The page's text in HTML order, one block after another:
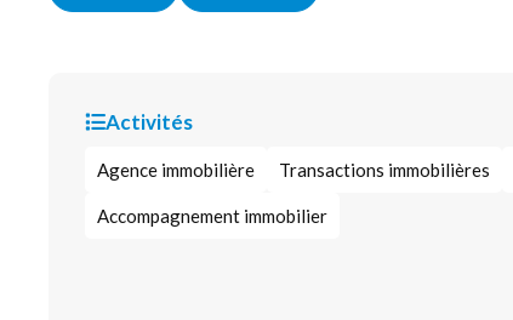
Activités
Agence immobilière Transactions immobilières
Accompagnement immobilier